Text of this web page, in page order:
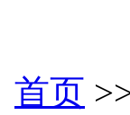
首页